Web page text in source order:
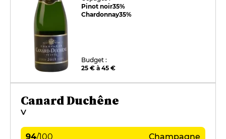
Pinot noir35%
Chardonnay35%
Budget :
25 € à 45 €
Canard Duchêne
V
94/100 Champagne